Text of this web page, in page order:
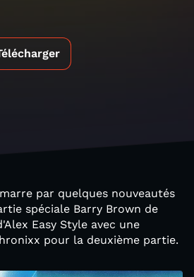
par quelques nouveautés
spéciale Barry Brown de
Easy Style avec une
pour la deuxième partie.